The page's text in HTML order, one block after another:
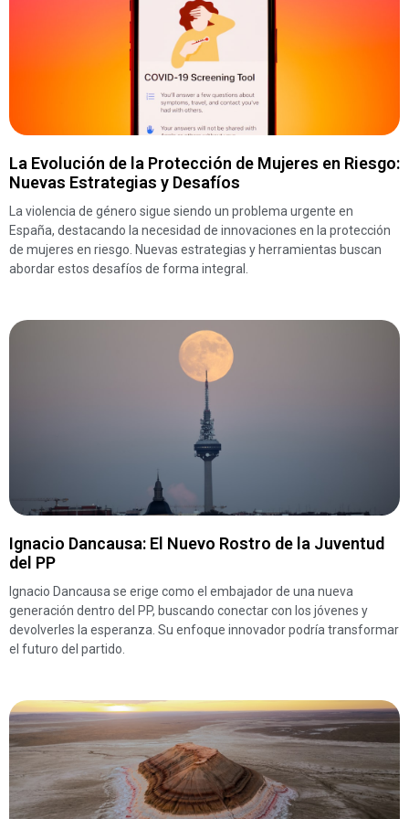
La Evolución de la Protección de Mujeres en Riesgo:
Nuevas Estrategias y Desafíos
La violencia de género sigue siendo un problema urgente en
España, destacando la necesidad de innovaciones en la protección
de mujeres en riesgo. Nuevas estrategias y herramientas buscan
abordar estos desafíos de forma integral.
Ignacio Dancausa: El Nuevo Rostro de la Juventud
del PP
Ignacio Dancausa se erige como el embajador de una nueva
generación dentro del PP, buscando conectar con los jóvenes y
devolverles la esperanza. Su enfoque innovador podría transformar
el futuro del partido.